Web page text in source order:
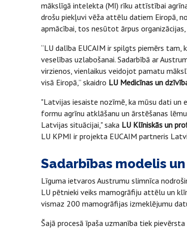
mākslīgā intelekta (MI) rīku attīstībai
drošu piekļuvi vēža attēlu datiem Eiropā,
apmācībai, tos nesūtot ārpus
“LU dalība EUCAIM ir spilgts piemērs tam,
veselības uzlabošanai. Sadarbībā ar
virzienos, vienlaikus veidojot pamatu
visā Eiropā,” skaidro LU Medicīnas un
"Latvijas iesaiste nozīmē, ka mūsu dati un
formu agrīnu atklāšanu un ārstēšanas
Latvijas situācijai," saka LU Klīniskās un
LU KPMI ir projekta EUCAIM partneris
Sadarbības modelis
Līguma ietvaros Austrumu slimnīca
LU pētnieki veiks mamogrāfiju attēlu un
vismaz 200 mamogrāfijas izmeklējumu
Šajā procesā īpaša uzmanība tiek